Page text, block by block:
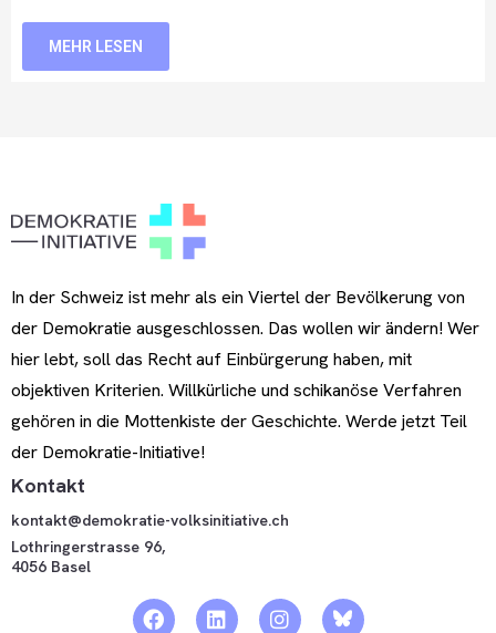
MEHR LESEN
In der Schweiz ist mehr als ein Viertel der Bevölkerung von
der Demokratie ausgeschlossen. Das wollen wir ändern! Wer
hier lebt, soll das Recht auf Einbürgerung haben, mit
objektiven Kriterien. Willkürliche und schikanöse Verfahren
gehören in die Mottenkiste der Geschichte. Werde jetzt Teil
der Demokratie-Initiative!
Kontakt
kontakt@demokratie-volksinitiative.ch
Lothringerstrasse 96,
4056 Basel